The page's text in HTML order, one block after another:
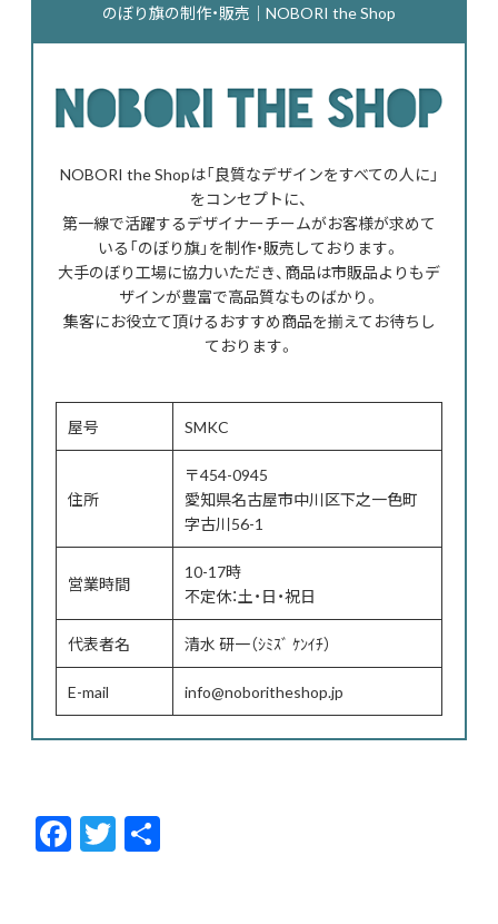
のぼり旗の制作・販売｜NOBORI the Shop
NOBORI the Shopは「良質なデザインをすべての人に」
をコンセプトに、
第一線で活躍するデザイナーチームがお客様が求めて
いる「のぼり旗」を制作・販売しております。
大手のぼり工場に協力いただき、商品は市販品よりもデ
ザインが豊富で高品質なものばかり。
集客にお役立て頂けるおすすめ商品を揃えてお待ちし
ております。
屋号 SMKC
住所
〒454-0945
愛知県名古屋市中川区下之一色町
字古川56-1
営業時間
10-17時
不定休：土・日・祝日
代表者名 清水 研一（ｼﾐｽﾞ ｹﾝｲﾁ）
E-mail info@noboritheshop.jp
F
ac
T
w